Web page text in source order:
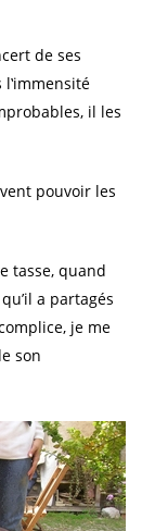
de ses
il les
pouvoir les
tasse, quand
a partagés
je me
son